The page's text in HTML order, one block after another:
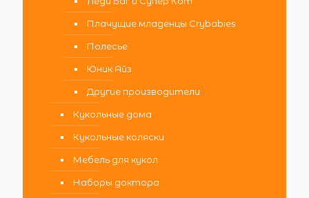
Плачущие младенцы Crybabies
Полесье
Юник Айз
Другие производители
Кукольные дома
Кукольные коляски
Мебель для кукол
Наборы доктора